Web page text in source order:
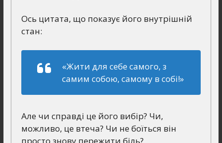
Ось цитата, що показує його внутрішній
стан:
«Жити для себе самого, з
самим собою, самому в собі!»
Але чи справді це його вибір? Чи,
можливо, це втеча? Чи не боїться він